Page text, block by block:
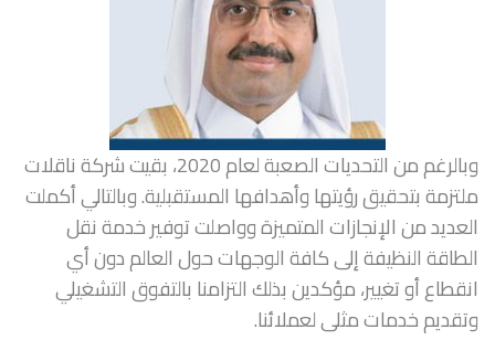
وبالرغم من التحديات الصعبة لعام 2020، بقيت شركة ناقلات
ملتزمة بتحقيق رؤيتها وأهدافها المستقبلية. وبالتالي أكملت
العديد من الإنجازات المتميزة وواصلت توفير خدمة نقل
الطاقة النظيفة إلى كافة الوجهات حول العالم دون أي
انقطاع أو تغيير، مؤكدين بذلك التزامنا بالتفوق التشغيلي
وتقديم خدمات مثلى لعملائنا.